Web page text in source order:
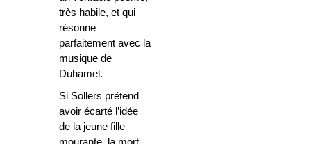
très habile, et qui
résonne
parfaitement avec la
musique de
Duhamel.
Si Sollers prétend
avoir écarté l’idée
de la jeune fille